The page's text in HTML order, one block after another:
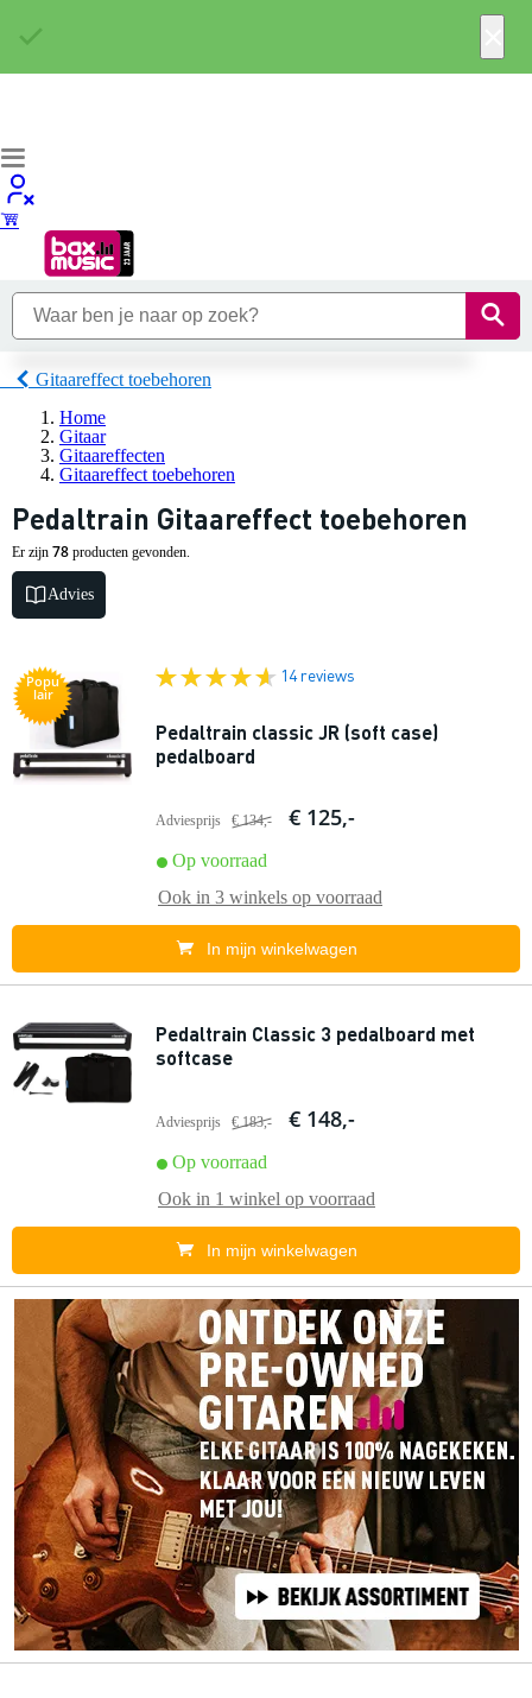
Gitaareffect toebehoren
Home
Gitaar
Gitaareffecten
Gitaareffect toebehoren
Pedaltrain Gitaareffect toebehoren
Er zijn 78 producten gevonden.
Advies
Popu
lair
14 reviews
Pedaltrain classic JR (soft case)
pedalboard
Adviesprijs € 134,- € 125,-
Op voorraad
Ook in 3 winkels op voorraad
In mijn winkelwagen
Pedaltrain Classic 3 pedalboard met
softcase
Adviesprijs € 183,- € 148,-
Op voorraad
Ook in 1 winkel op voorraad
In mijn winkelwagen